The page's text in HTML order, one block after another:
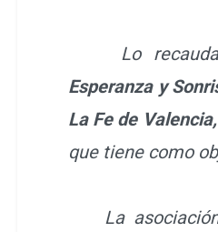
Lo
Esperanza y
La Fe de Valencia,
que tiene como
La